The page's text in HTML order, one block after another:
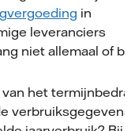
in
leveranciers
niet allemaal of bij
het
verbruiksgegevens